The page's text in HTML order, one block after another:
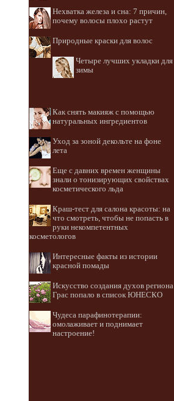
Нехватка железа и сна: 7 причин,
почему волосы плохо растут
Природные краски для волос
Четыре лучших укладки для
зимы
Как снять макияж с помощью
натуральных ингредиентов
Уход за зоной декольте на фоне
лета
Еще с давних времен женщины
знали о тонизирующих свойствах
косметического льда
Краш-тест для салона красоты: на
что смотреть, чтобы не попасть в
руки некомпетентных
косметологов
Интересные факты из истории
красной помады
Искусство создания духов региона
Грас попало в список ЮНЕСКО
Чудеса парафинотерапии:
омолаживает и поднимает
настроение!